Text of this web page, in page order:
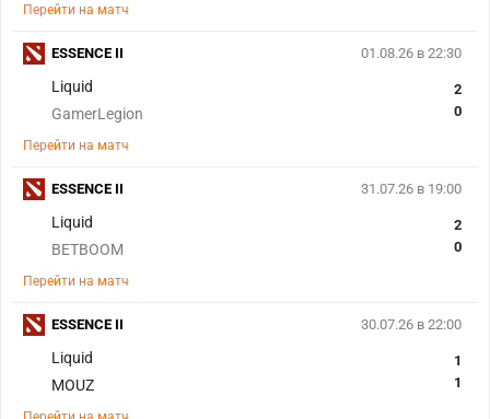
Перейти на матч
01.08.26 в 22:30
Liquid
GamerLegion
2
0
Перейти на матч
ESSENCE II
31.07.26 в 19:00
Liquid
BETBOOM
2
0
Перейти на матч
ESSENCE II
30.07.26 в 22:00
Liquid
MOUZ
1
1
ESSENCE II